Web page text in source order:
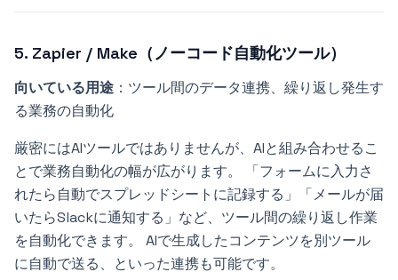
5. Zapier / Make（ノーコード自動化ツール）
向いている用途 ：ツール間のデータ連携、繰り返し発生す
る業務の自動化
厳密にはAIツールではありませんが、AIと組み合わせるこ
とで業務自動化の幅が広がります。 「フォームに入力さ
れたら自動でスプレッドシートに記録する」「メールが届
いたらSlackに通知する」など、ツール間の繰り返し作業
を自動化できます。 AIで生成したコンテンツを別ツール
に自動で送る、といった連携も可能です。